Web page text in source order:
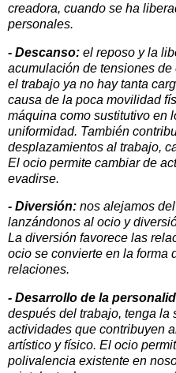
creadora, cuando se ha
personales.
- Descanso: el reposo y la
acumulación de tensiones
el trabajo ya no hay tanta
causa de la poca movilidad
máquina como sustitutivo en
uniformidad. También
desplazamientos al trabajo,
El ocio permite cambiar de
evadirse.
- Diversión: nos alejamos
lanzándonos al ocio y
La diversión favorece las
ocio se convierte en la forma
relaciones.
- Desarrollo de la
después del trabajo, tenga la
actividades que contribuyen
artístico y físico. El ocio
polivalencia existente en